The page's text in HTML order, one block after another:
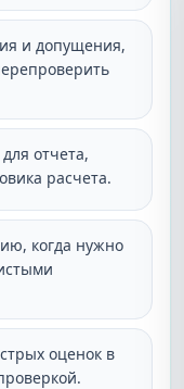
и допущения,
отчета,
расчета.
когда нужно
оценок в